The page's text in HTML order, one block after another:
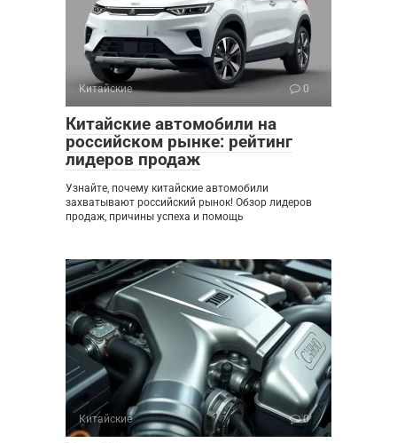
Китайские 0
Китайские автомобили на
российском рынке: рейтинг
лидеров продаж
Узнайте, почему китайские автомобили
захватывают российский рынок! Обзор лидеров
продаж, причины успеха и помощь
Китайские 0